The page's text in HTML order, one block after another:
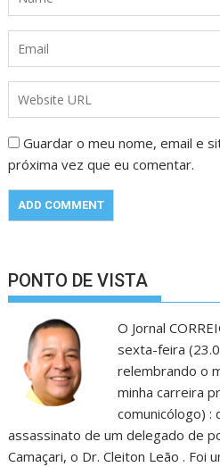
Guardar o meu nome, email e
próxima vez que eu comentar.
PONTO DE VISTA
O Jornal
sexta-feira
relembrando o
minha carreira
comunicólogo) :
assassinato de um delegado de
Camaçari, o Dr. Cleiton Leão .